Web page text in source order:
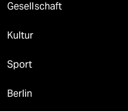
Gesellschaft
Kultur
Sport
Berlin